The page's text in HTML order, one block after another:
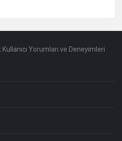
Yorumları ve Deneyimleri